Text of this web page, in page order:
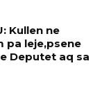
Kullen ne
pa leje,psene
Deputet aq sa